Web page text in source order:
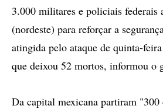
3.000 militares e policiais federais
(nordeste) para reforçar a
atingida pelo ataque de quinta-
que deixou 52 mortos, informou o
Da capital mexicana partiram